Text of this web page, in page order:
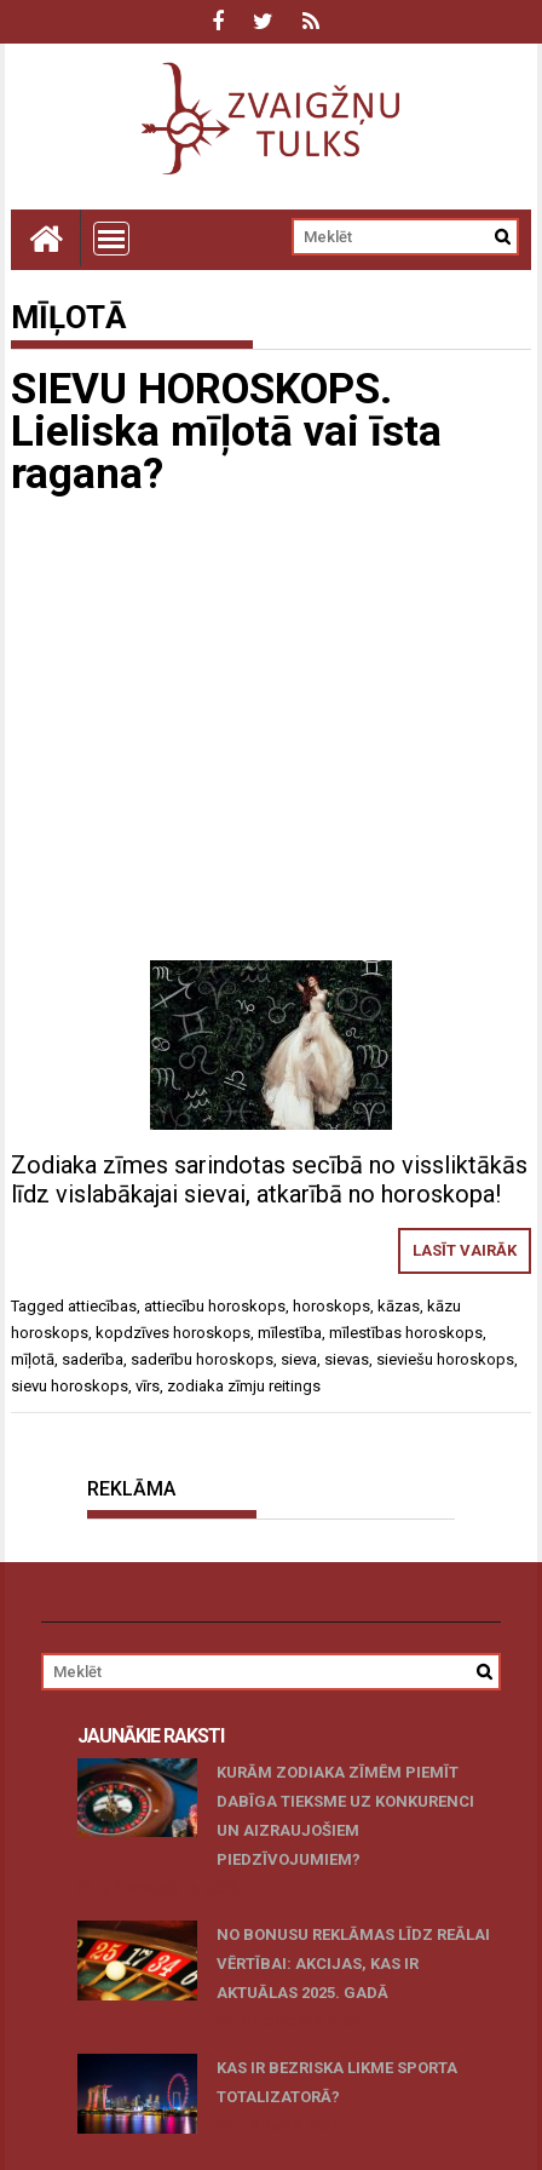
MĪĻOTĀ
SIEVU HOROSKOPS.
Lieliska mīļotā vai īsta
ragana?
Zodiaka zīmes sarindotas secībā no vissliktākās
līdz vislabākajai sievai, atkarībā no horoskopa!
LASĪT VAIRĀK
Taggedattiecības ,attiecību horoskops horoskops kāzas kāzu
horoskops kopdzīves horoskops ,mīlestība ,mīlestības horoskops
mīļotā saderība saderību horoskops sieva sievas sieviešu horoskops
sievu horoskops ,vīrs zodiaka zīmju reitings
REKLĀMA
JAUNĀKIE RAKSTI
KURĀM ZODIAKA ZĪMĒM PIEMĪT
DABĪGA TIEKSME UZ KONKURENCI
UN AIZRAUJOŠIEM
PIEDZĪVOJUMIEM?
NO BONUSU REKLĀMAS LĪDZ REĀLAI
VĒRTĪBAI: AKCIJAS, KAS IR
AKTUĀLAS 2025. GADĀ
KAS IR BEZRISKA LIKME SPORTA
TOTALIZATORĀ?